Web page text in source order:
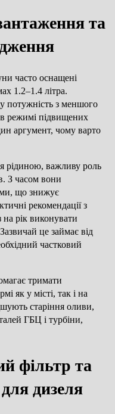
та
часто оснащені
1.2–1.4 літра.
потужність з меншого
режимі підвищених
аргумент, чому варто
рідиною, важливу роль
З часом вони
що знижує
рекомендації з
на рік виконувати
це займає від
частковий
тримати
як у місті, так і на
старіння оливи,
ГБЦ і турбіни,
фільтр та
дизеля